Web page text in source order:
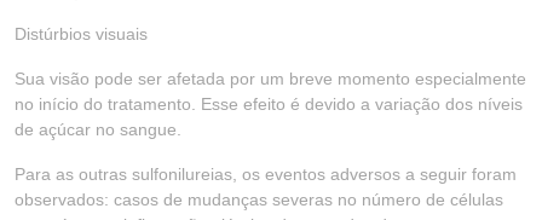
Distúrbios visuais
Sua visão pode ser afetada por um breve momento especialmente
no início do tratamento. Esse efeito é devido a variação dos níveis
de açúcar no sangue.
Para as outras sulfonilureias, os eventos adversos a seguir foram
observados: casos de mudanças severas no número de células